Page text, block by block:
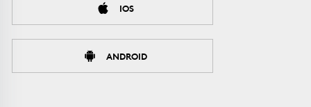
IOS
ANDROID